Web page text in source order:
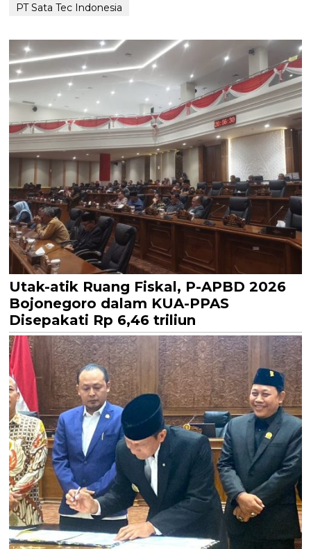
PT Sata Tec Indonesia
Utak-atik Ruang Fiskal, P-APBD 2026
Bojonegoro dalam KUA-PPAS
Disepakati Rp 6,46 triliun